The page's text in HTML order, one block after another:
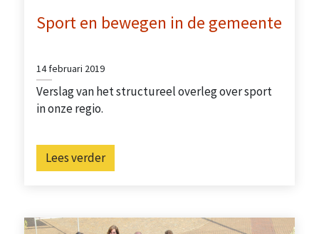
Sport en bewegen in de gemeente
14 februari 2019
Verslag van het structureel overleg over sport
in onze regio.
Lees verder